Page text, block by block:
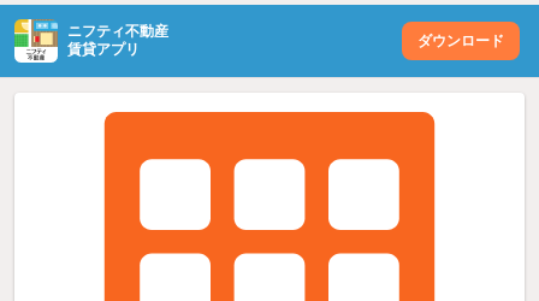
ニフティ不動産
賃貸アプリ
ダウンロード